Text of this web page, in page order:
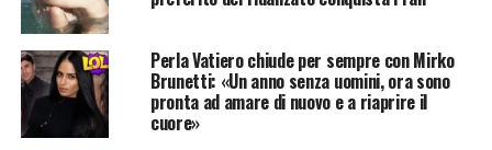
Perla Vatiero chiude per sempre con Mirko
Brunetti: «Un anno senza uomini, ora sono
pronta ad amare di nuovo e a riaprire il
cuore»